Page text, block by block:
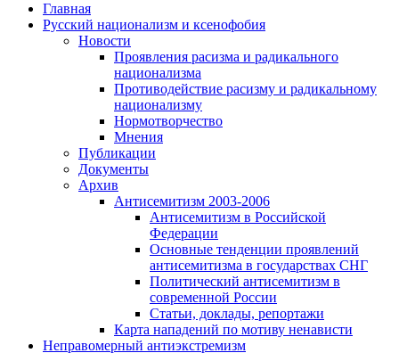
Главная
Русский национализм и ксенофобия
Новости
Проявления расизма и радикального
национализма
Противодействие расизму и радикальному
национализму
Нормотворчество
Мнения
Публикации
Документы
Архив
Антисемитизм 2003-2006
Антисемитизм в Российской
Федерации
Основные тенденции проявлений
антисемитизма в государствах СНГ
Политический антисемитизм в
современной России
Статьи, доклады, репортажи
Карта нападений по мотиву ненависти
Неправомерный антиэкстремизм